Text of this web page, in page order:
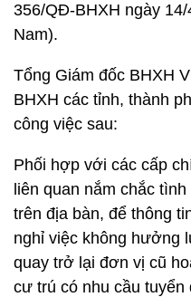
356/QĐ-BHXH ngày
Nam).
Tổng Giám đốc BHXH
BHXH các tỉnh, thành
công việc sau:
Phối hợp với các cấp
liên quan nắm chắc
trên địa bàn, để thông
nghỉ việc không hưởng
quay trở lại đơn vị cũ
cư trú có nhu cầu tuyển